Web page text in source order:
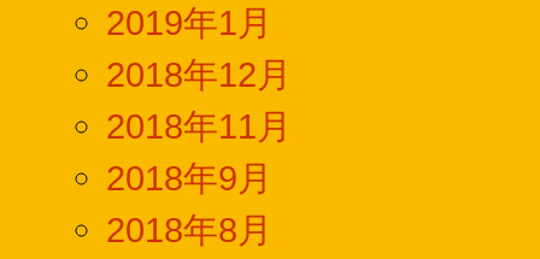
2019年1月
2018年12月
2018年11月
2018年9月
2018年8月